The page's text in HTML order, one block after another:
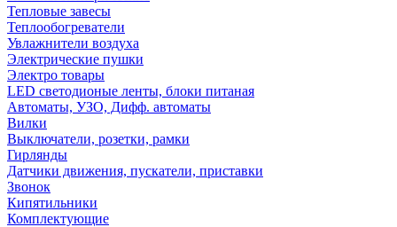
Тепловые завесы
Теплообогреватели
Увлажнители воздуха
Электрические пушки
Электро товары
LED светодионые ленты, блоки питаная
Автоматы, УЗО, Дифф. автоматы
Вилки
Выключатели, розетки, рамки
Гирлянды
Датчики движения, пускатели, приставки
Звонок
Кипятильники
Комплектующие